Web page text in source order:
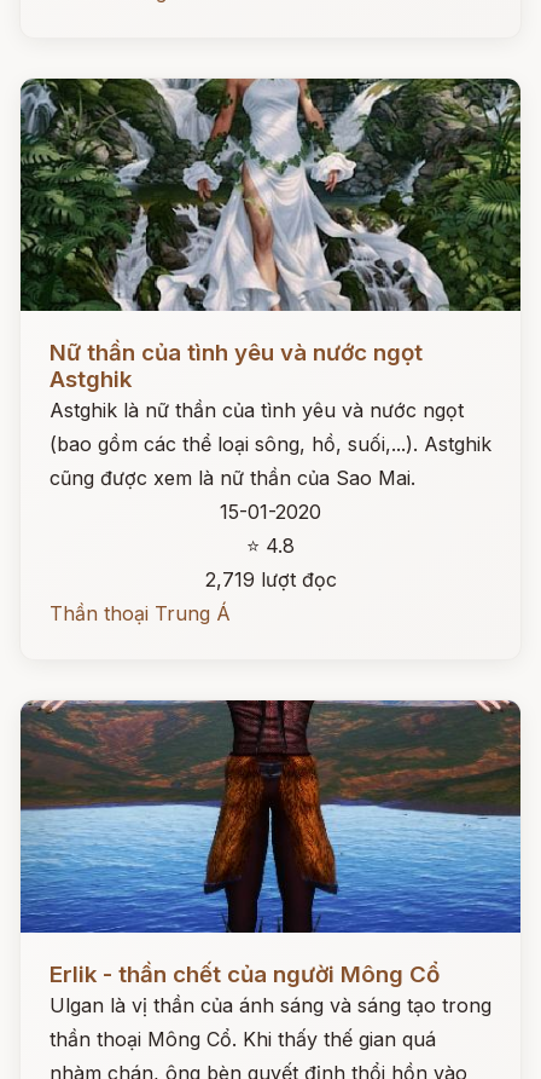
Nữ thần của tình yêu và nước ngọt
Astghik
Astghik là nữ thần của tình yêu và nước ngọt
(bao gồm các thể loại sông, hồ, suối,...). Astghik
cũng được xem là nữ thần của Sao Mai.
15-01-2020
⭐ 4.8
2,719 lượt đọc
Thần thoại Trung Á
Erlik - thần chết của người Mông Cổ
Ulgan là vị thần của ánh sáng và sáng tạo trong
thần thoại Mông Cổ. Khi thấy thế gian quá
nhàm chán, ông bèn quyết định thổi hồn vào